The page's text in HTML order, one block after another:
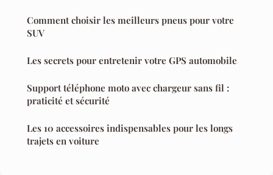
Comment choisir les meilleurs pneus pour votre
SUV
Les secrets pour entretenir votre GPS automobile
Support téléphone moto avec chargeur sans fil :
praticité et sécurité
Les 10 accessoires indispensables pour les longs
trajets en voiture